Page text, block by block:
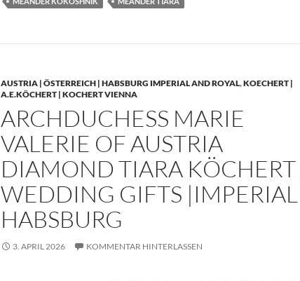
AUSTRIA | ÖSTERREICH | HABSBURG IMPERIAL AND ROYAL,KOECHERT |
A.E.KÖCHERT | KOCHERT VIENNA
ARCHDUCHESS MARIE
VALERIE OF AUSTRIA
DIAMOND TIARA KÖCHERT
WEDDING GIFTS |IMPERIAL
HABSBURG
3. APRIL 2026 KOMMENTAR HINTERLASSEN